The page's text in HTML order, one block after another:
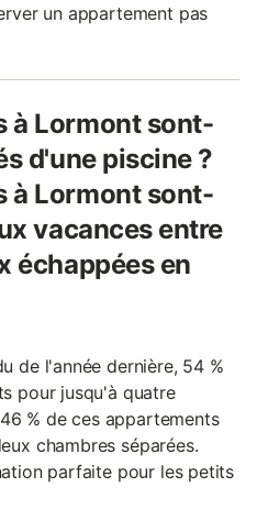
un appartement pas
à Lormont sont-
d'une piscine ?
à Lormont sont-
vacances entre
échappées en
de l'année dernière, 54 %
pour jusqu'à quatre
% de ces appartements
chambres séparées.
parfaite pour les petits